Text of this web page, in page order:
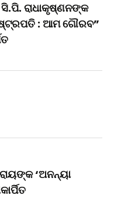
ରାଧାକୃଷ୍ଣନଙ୍କ
: ଆମ ଗୌରବ”
‘ଅନନ୍ୟା